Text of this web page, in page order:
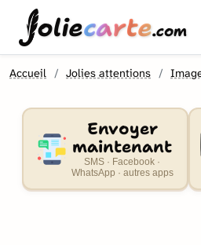
oliecarte.com
Accueil Jolies attentions
Envoyer
maintenant
SMS · Facebook ·
WhatsApp · autres apps